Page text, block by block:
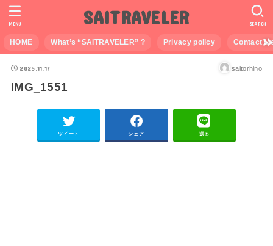
SAITRAVELER
HOME What’s “SAITRAVELER” ? Privacy policy Contact
SEARCH
MENU
2025.11.17 saitorhino
IMG_1551
ツイート シェア 送る